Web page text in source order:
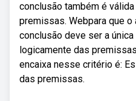
conclusão também é
premissas. Webpara que
conclusão deve ser a
logicamente das
encaixa nesse critério é:
das premissas.